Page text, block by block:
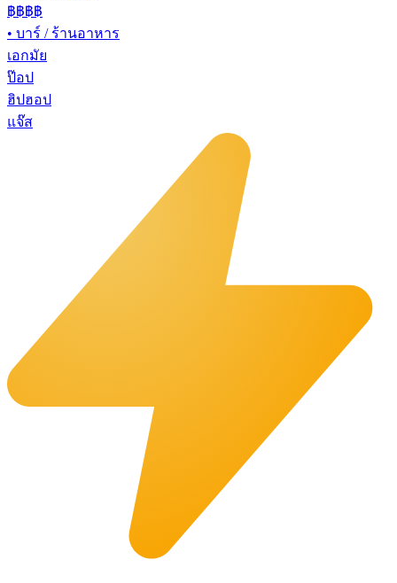
฿฿฿฿
• บาร์ / ร้านอาหาร
เอกมัย
ป๊อป
ฮิปฮอป
แจ๊ส